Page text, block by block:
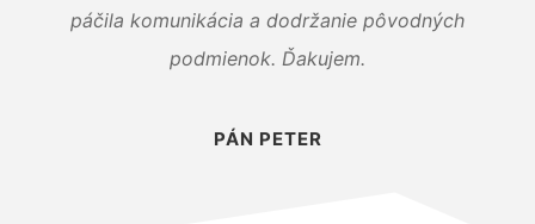
páčila komunikácia a dodržanie pôvodných
podmienok. Ďakujem.
PÁN PETER